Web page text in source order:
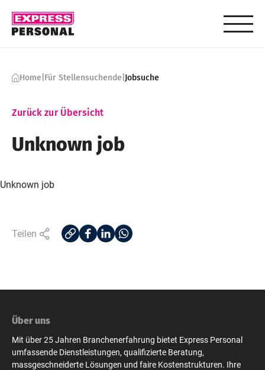
Home|Für Stellensuchende|Jobsuche
Zurück zur Übersicht
Unknown job
Unknown job
Teilen
Über uns
Mit über 25 Jahren Branchenerfahrung bietet Express Personal
umfassende Dienstleistungen, qualifizierte Beratung,
massgeschneiderte Lösungen und faire Kostenstrukturen. Ihre